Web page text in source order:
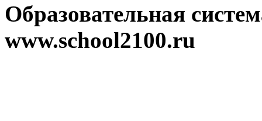
Образовательная
www.school2100.ru